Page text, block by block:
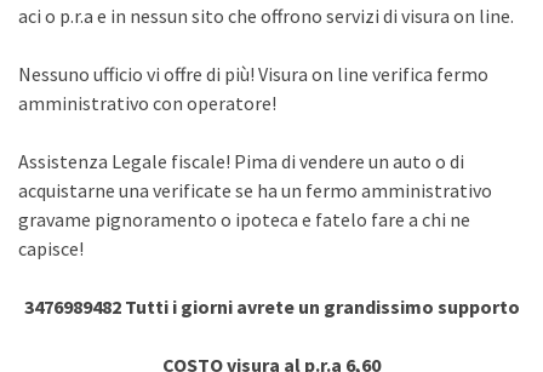
aci o p.r.a e in nessun sito che offrono servizi di visura on line.
Nessuno ufficio vi offre di più! Visura on line verifica fermo
amministrativo con operatore!
Assistenza Legale fiscale! Pima di vendere un auto o di
acquistarne una verificate se ha un fermo amministrativo
gravame pignoramento o ipoteca e fatelo fare a chi ne
capisce!
3476989482 Tutti i giorni avrete un grandissimo supporto
COSTO visura al p.r.a 6,60